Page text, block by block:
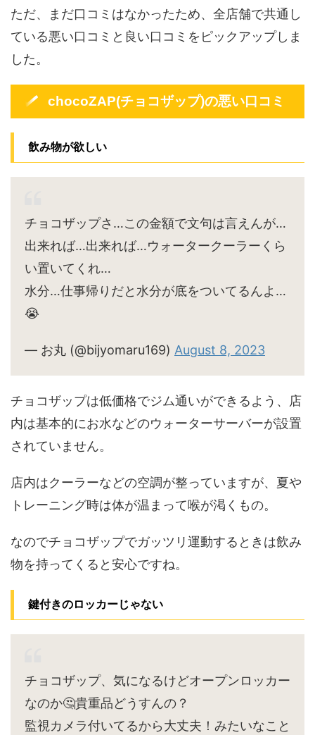
ただ、まだ口コミはなかったため、全店舗で共通し
ている悪い口コミと良い口コミをピックアップしま
した。
chocoZAP(チョコザップ)の悪い口コミ
飲み物が欲しい
チョコザップさ…この金額で文句は言えんが…
出来れば…出来れば…ウォータークーラーくら
い置いてくれ…
水分…仕事帰りだと水分が底をついてるんよ…
😭
— お丸 (@bijyomaru169) August 8, 2023
チョコザップは低価格でジム通いができるよう、店
内は基本的にお水などのウォーターサーバーが設置
されていません。
店内はクーラーなどの空調が整っていますが、夏や
トレーニング時は体が温まって喉が渇くもの。
なのでチョコザップでガッツリ運動するときは飲み
物を持ってくると安心ですね。
鍵付きのロッカーじゃない
チョコザップ、気になるけどオープンロッカー
なのか🤔貴重品どうすんの？
監視カメラ付いてるから大丈夫！みたいなこと